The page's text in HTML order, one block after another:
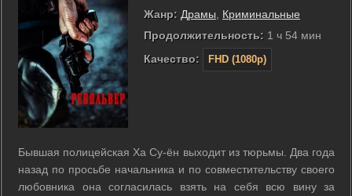
Жанр: Драмы
Криминальные
Продолжительность: 1 ч 54 мин
Качество:
FHD (1080p)
Бывшая полицейская Ха Су-ён выходит из тюрьмы. Два года
назад по просьбе начальника и по совместительству своего
любовника она согласилась взять на себя всю вину за